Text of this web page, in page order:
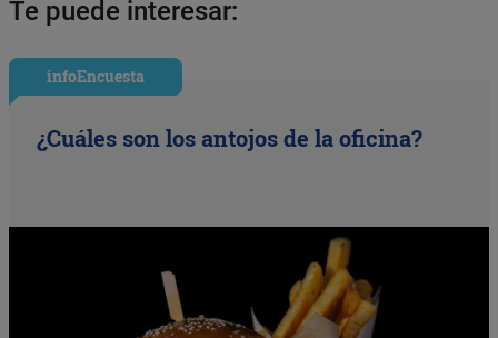
Te puede interesar:
infoEncuesta
¿Cuáles son los antojos de la oficina?